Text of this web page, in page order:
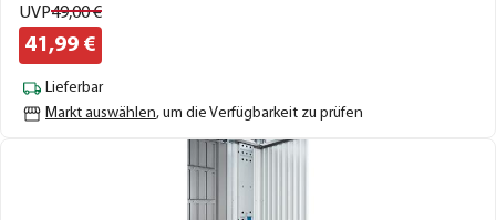
UVP49,00€
41,99 €
Lieferbar
Markt auswählen, um die Verfügbarkeit zu prüfen